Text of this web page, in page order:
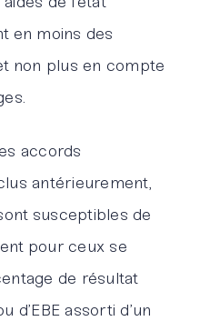
en moins des
non plus en compte
accords
antérieurement,
susceptibles de
pour ceux se
de résultat
d’EBE assorti d’un